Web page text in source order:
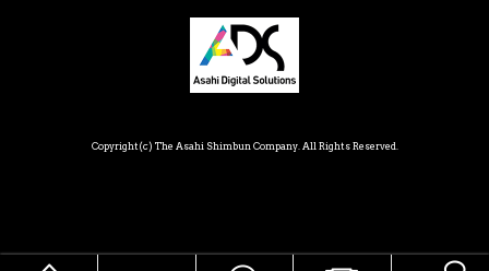
Copyright(c) The Asahi Shimbun Company. All Rights Reserved.